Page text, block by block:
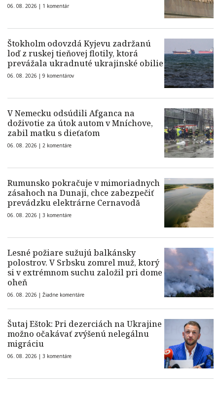
06. 08. 2026 | 1 komentár
Štokholm odovzdá Kyjevu zadržanú
loď z ruskej tieňovej flotily, ktorá
prevážala ukradnuté ukrajinské obilie
06. 08. 2026 | 9 komentárov
V Nemecku odsúdili Afganca na
doživotie za útok autom v Mníchove,
zabil matku s dieťaťom
06. 08. 2026 | 2 komentáre
Rumunsko pokračuje v mimoriadnych
zásahoch na Dunaji, chce zabezpečiť
prevádzku elektrárne Cernavodă
06. 08. 2026 | 3 komentáre
Lesné požiare sužujú balkánsky
polostrov. V Srbsku zomrel muž, ktorý
si v extrémnom suchu založil pri dome
oheň
06. 08. 2026 | Žiadne komentáre
Šutaj Eštok: Pri dezerciách na Ukrajine
možno očakávať zvýšenú nelegálnu
migráciu
06. 08. 2026 | 3 komentáre